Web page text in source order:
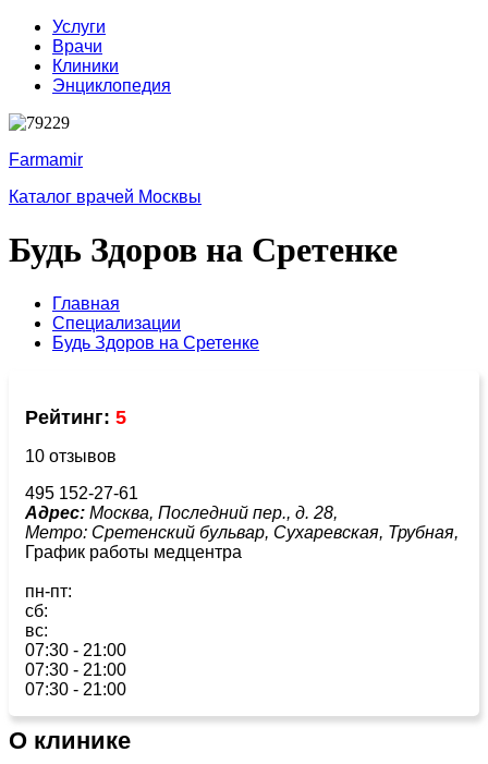
Услуги
Врачи
Клиники
Энциклопедия
Farmamir
Каталог врачей Москвы
Будь Здоров на Сретенке
Главная
Специализации
Будь Здоров на Сретенке
Рейтинг: 5
10 отзывов
495 152-27-61
Адрес: Москва, Последний пер., д. 28,
Метро: Сретенский бульвар, Сухаревская, Трубная,
График работы медцентра
пн-пт:
сб:
вс:
07:30 - 21:00
07:30 - 21:00
07:30 - 21:00
О клинике